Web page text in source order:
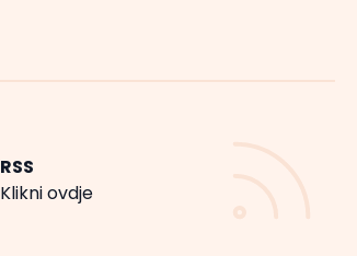
RSS
Klikni ovdje